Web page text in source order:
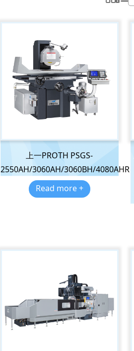
上一PROTH PSGS-
2550AH/3060AH/3060BH/4080AHR
Read more +